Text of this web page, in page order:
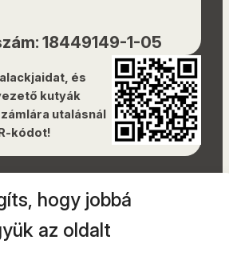
hogy jobbá
az oldalt
18449149-1-05
és
kutyák
utalásnál
kódot!
nyilatkozat